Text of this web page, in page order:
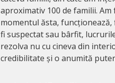
aproximativ 100 de familii.
momentul ăsta, funcționează,
fi suspectat sau bârfit,
rezolva nu cu cineva din
credibilitate și o anumită